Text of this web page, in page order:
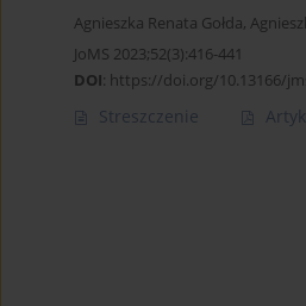
Agnieszka Renata Gołda,
JoMS 2023;52(3):416-441
DOI: https://doi.org/10.13166/
Streszczenie